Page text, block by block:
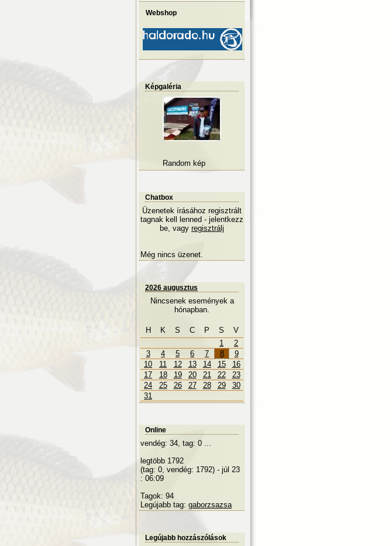
Webshop
Képgaléria
Random kép
Chatbox
Üzenetek írásához regisztrált
tagnak kell lenned - jelentkezz
be, vagy regisztrálj
Még nincs üzenet.
2026 augusztus
Nincsenek események a
hónapban.
H K S C P S
V
1
2
3
4 5 6 7 8
9
10
11 12 13 14 15
16
17
18 19 20 21 22
23
24
25 26 27 28 29
30
31
Online
vendég: 34, tag: 0 ...
legtöbb 1792
(tag: 0, vendég: 1792) - júl 23
: 06:09
Tagok: 94
Legújabb tag: gaborzsazsa
Legújabb hozzászólások